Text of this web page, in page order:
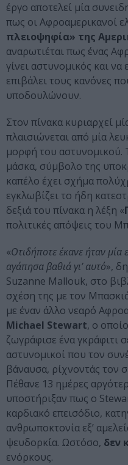
έργο αποτελεί μία
πως οι Αφροαμερικανοί
πλειοψηφία» της
αναρωτιέται πως ένας
γίνει αστυνομικός και
επιβάλει τους κανόνες
υποδουλώνουν.
Στον πίνακα κυριαρχεί
πλαισιώνεται από μία
μορφή του αστυνομικού.
μάσκα, σύμβολο της
καπέλο έχει σχήμα
εγκλωβίζει το ήδη
δεξιά του πίνακα η λέξη «
πολιτικές απόψεις του
«Οτιδήποτε έκανε ήταν μία
αγάπησα βαθιά γι’ αυτό»,
Suzanne Mallouk, στο
σχέση της με τον
με έναν άλλο νεαρό
Michael Stewart, ο
ζωγράφισε ένα γκράφιτι
αστυνομικοί που τον
βάναυσα, ρίχνοντάς τον
Πέθανε 13 ημέρες
υποστήριξαν πως ο
καρδιακό επεισόδιο,
ανθρωποκτονία εξ’
ψευδορκία. Ωστόσο, δεν
ενόρκους.